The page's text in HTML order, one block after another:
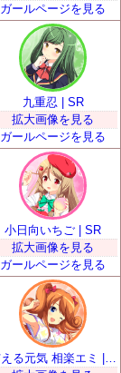
ガールページを見る
九重忍 | SR
拡大画像を見る
ガールページを見る
小日向いちご | SR
拡大画像を見る
ガールページを見る
与える元気 相楽エミ | SR